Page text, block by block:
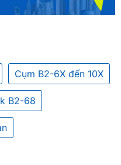
Cụm B2-6X đến 10X
B2-68